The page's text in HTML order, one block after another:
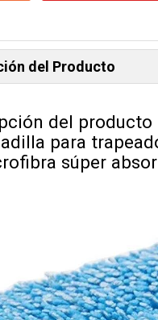
del Producto
del producto
para
súper